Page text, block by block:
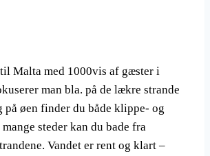
Malta med 1000vis af gæster i
man bla. på de lækre strande
på øen finder du både klippe- og
steder kan du bade fra
Vandet er rent og klart –